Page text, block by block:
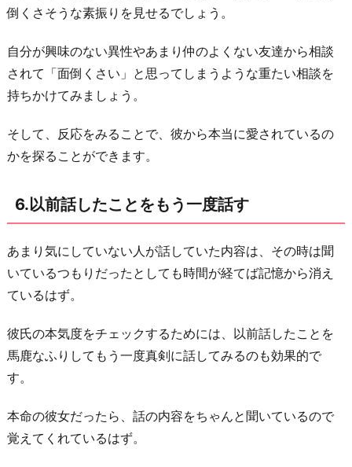
倒くさそうな素振りを見せるでしょう。
自分が興味のない異性やあまり仲のよくない友達から相談
されて「面倒くさい」と思ってしまうような重たい相談を
持ちかけてみましょう。
そして、反応をみることで、彼から本当に愛されているの
かを探ることができます。
6.以前話したことをもう一度話す
あまり気にしていない人が話していた内容は、その時は聞
いているつもりだったとしても時間が経てば記憶から消え
ているはず。
彼氏の本気度をチェックするためには、以前話したことを
馬鹿なふりしてもう一度真剣に話してみるのも効果的で
す。
本命の彼女だったら、話の内容をちゃんと聞いているので
覚えてくれているはず。